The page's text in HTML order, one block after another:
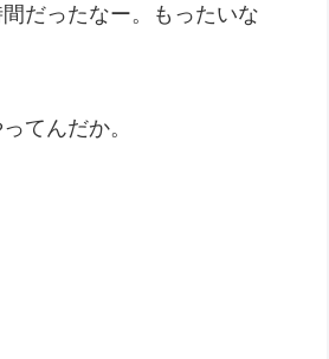
だったなー。もったいな
てんだか。